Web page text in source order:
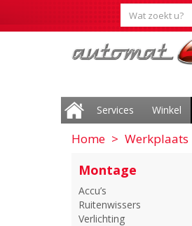
Services Winkel
Home Werkplaats
Montage
Accu’s
Ruitenwissers
Verlichting